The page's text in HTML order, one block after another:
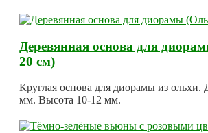
Деревянная основа для
20 см)
Круглая основа для диорамы из ольхи.
мм. Высота 10-12 мм.